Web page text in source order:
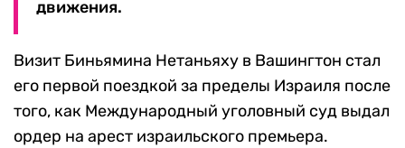
движения.
Визит Биньямина Нетаньяху в Вашингтон стал
его первой поездкой за пределы Израиля после
того, как Международный уголовный суд выдал
ордер на арест израильского премьера.